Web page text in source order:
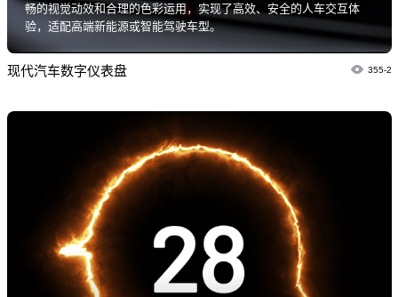
畅的视觉动效和合理的色彩运用，实现了高效、安全的人车交互体
验，适配高端新能源或智能驾驶车型。
现代汽车数字仪表盘 355-2